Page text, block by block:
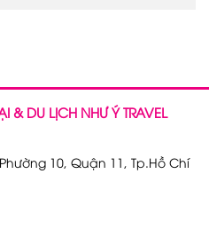
& DU LỊCH NHƯ Ý TRAVEL
10, Quận 11, Tp.Hồ Chí